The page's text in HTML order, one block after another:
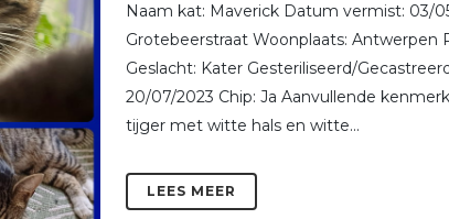
Naam kat: Maverick Datum vermist: 03/
Grotebeerstraat Woonplaats: Antwerpen
Geslacht: Kater Gesteriliseerd/
20/07/2023 Chip: Ja Aanvullende
tijger met witte hals en witte...
LEES MEER